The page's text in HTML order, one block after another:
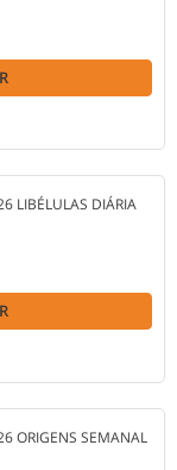
LIBÉLULAS DIÁRIA
ORIGENS SEMANAL